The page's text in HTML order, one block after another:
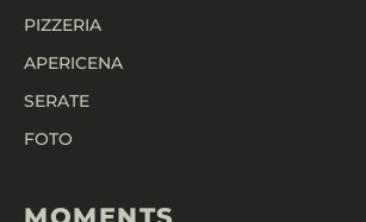
PIZZERIA
APERICENA
SERATE
FOTO